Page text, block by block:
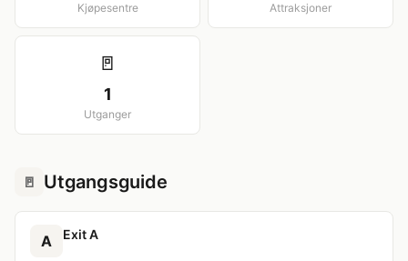
Kjøpesentre Attraksjoner
🚪
1
Utganger
🚪 Utgangsguide
A Exit A